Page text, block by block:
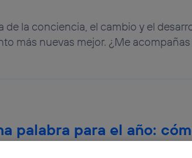
la conciencia, el cambio y el
más nuevas mejor. ¿Me
palabra para el año:
de Año Nuevo